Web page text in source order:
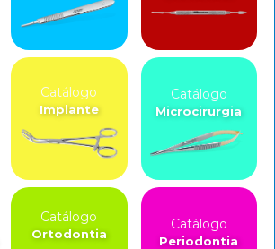
Catálogo
Implante
Catálogo
Microcirurgia
Catálogo
Ortodontia
Catálogo
Periodontia